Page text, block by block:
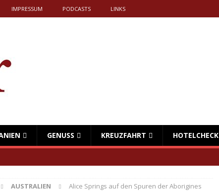
IMPRESSUM PODCASTS LINKS
GENUSS KREUZFAHRT HOTELCHECK
AUSTRALIEN Alice Springs auf den Spuren der Aborigines